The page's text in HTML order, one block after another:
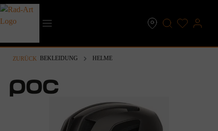
springen
ZURÜCK BEKLEIDUNG HELME